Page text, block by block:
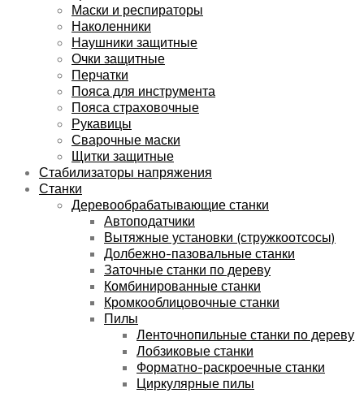
Маски и респираторы
Наколенники
Наушники защитные
Очки защитные
Перчатки
Пояса для инструмента
Пояса страховочные
Рукавицы
Сварочные маски
Щитки защитные
Стабилизаторы напряжения
Станки
Деревообрабатывающие станки
Автоподатчики
Вытяжные установки (стружкоотсосы)
Долбежно-пазовальные станки
Заточные станки по дереву
Комбинированные станки
Кромкооблицовочные станки
Пилы
Ленточнопильные станки по дереву
Лобзиковые станки
Форматно-раскроечные станки
Циркулярные пилы